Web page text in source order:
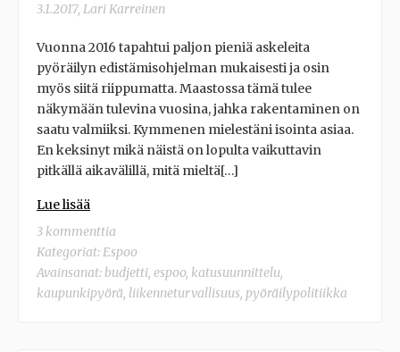
3.1.2017, Lari Karreinen
Vuonna 2016 tapahtui paljon pieniä askeleita
pyöräilyn edistämisohjelman mukaisesti ja osin
myös siitä riippumatta. Maastossa tämä tulee
näkymään tulevina vuosina, jahka rakentaminen on
saatu valmiiksi. Kymmenen mielestäni isointa asiaa.
En keksinyt mikä näistä on lopulta vaikuttavin
pitkällä aikavälillä, mitä mieltä[…]
Lue lisää
3 kommenttia
Kategoriat:Espoo
Avainsanat: budjetti, espoo, katusuunnittelu,
kaupunkipyörä, liikenneturvallisuus, pyöräilypolitiikka